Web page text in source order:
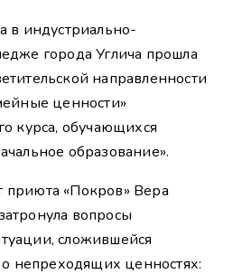
в индустриально-
города Углича прошла
направленности
ценности»
курса, обучающихся
образование».
приюта «Покров» Вера
вопросы
сложившейся
непреходящих ценностях: